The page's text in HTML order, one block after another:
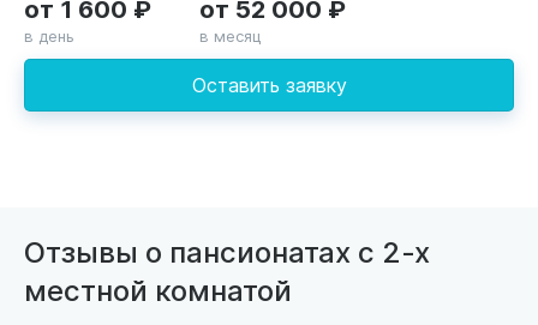
Оставить заявку
от 1 600 ₽
в день
от 52 000 ₽
в месяц
Отзывы о пансионатах с 2-х
местной комнатой